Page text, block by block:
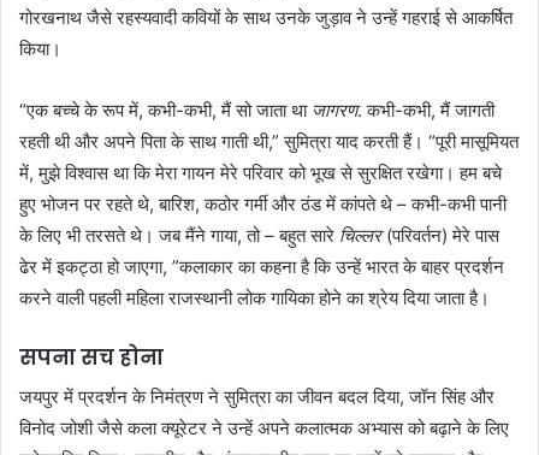
गोरखनाथ जैसे रहस्यवादी कवियों के साथ उनके जुड़ाव ने उन्हें गहराई से आकर्षित
किया।
“एक बच्चे के रूप में, कभी-कभी, मैं सो जाता था जागरण. कभी-कभी, मैं जागती
रहती थी और अपने पिता के साथ गाती थी,” सुमित्रा याद करती हैं। “पूरी मासूमियत
में, मुझे विश्वास था कि मेरा गायन मेरे परिवार को भूख से सुरक्षित रखेगा। हम बचे
हुए भोजन पर रहते थे, बारिश, कठोर गर्मी और ठंड में कांपते थे – कभी-कभी पानी
के लिए भी तरसते थे। जब मैंने गाया, तो – बहुत सारे चिल्लर(परिवर्तन) मेरे पास
ढेर में इकट्ठा हो जाएगा, ”कलाकार का कहना है कि उन्हें भारत के बाहर प्रदर्शन
करने वाली पहली महिला राजस्थानी लोक गायिका होने का श्रेय दिया जाता है।
सपना सच होना
जयपुर में प्रदर्शन के निमंत्रण ने सुमित्रा का जीवन बदल दिया, जॉन सिंह और
विनोद जोशी जैसे कला क्यूरेटर ने उन्हें अपने कलात्मक अभ्यास को बढ़ाने के लिए